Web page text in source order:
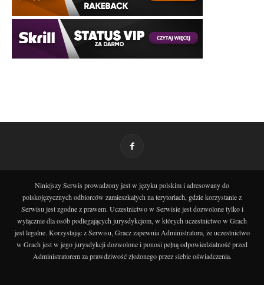
Niniejszy Serwis prowadzony jest w języku polskim i adresowany do
polskojęzycznych odbiorców zamieszkałych na terytoriach, gdzie korzystanie z
Serwisu jest zgodne z prawem. Uczestnictwo w Serwisie jest dozwolone tylko i
wyłącznie dla osób podlegających jurysdykcjom, w których uczestnictwo w Grach
jest legalne. Korzystając z Serwisu, Gracz zapewnia Administratora, że uczestnictwo
w Grach jest w jego jurysdykcji dozwolone i ponosi pełną odpowiedzialność przed
Administratorem za prawdziwość złożonego przez siebie oświadczenia.